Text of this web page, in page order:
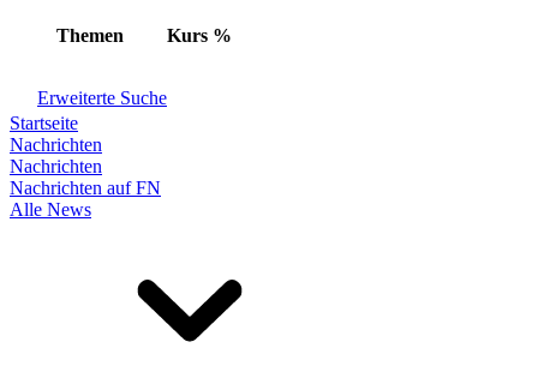
Themen Kurs %
Erweiterte Suche
Startseite
Nachrichten
Nachrichten
Nachrichten auf FN
Alle News